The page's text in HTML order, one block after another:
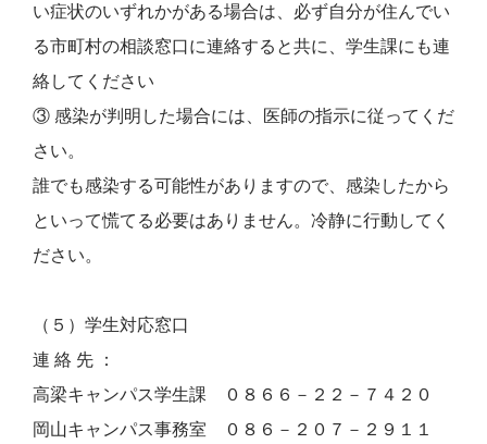
い症状のいずれかがある場合は、必ず自分が住んでい
る市町村の相談窓口に連絡すると共に、学生課にも連
絡してください
③ 感染が判明した場合には、医師の指示に従ってくだ
さい。
誰でも感染する可能性がありますので、感染したから
といって慌てる必要はありません。冷静に行動してく
ださい。
（５）学生対応窓口
連 絡 先 ：
高梁キャンパス学生課 ０８６６－２２－７４２０
岡山キャンパス事務室 ０８６－２０７－２９１１